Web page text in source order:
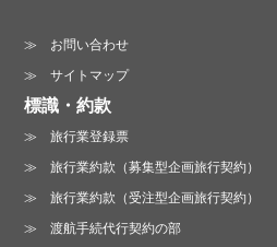
お問い合わせ
サイトマップ
標識・約款
旅行業登録票
旅行業約款（募集型企画旅行契約）
旅行業約款（受注型企画旅行契約）
渡航手続代行契約の部